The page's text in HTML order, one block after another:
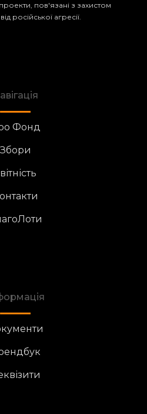
пов'язані з захистом
російської агресії.
Фонд
Збори